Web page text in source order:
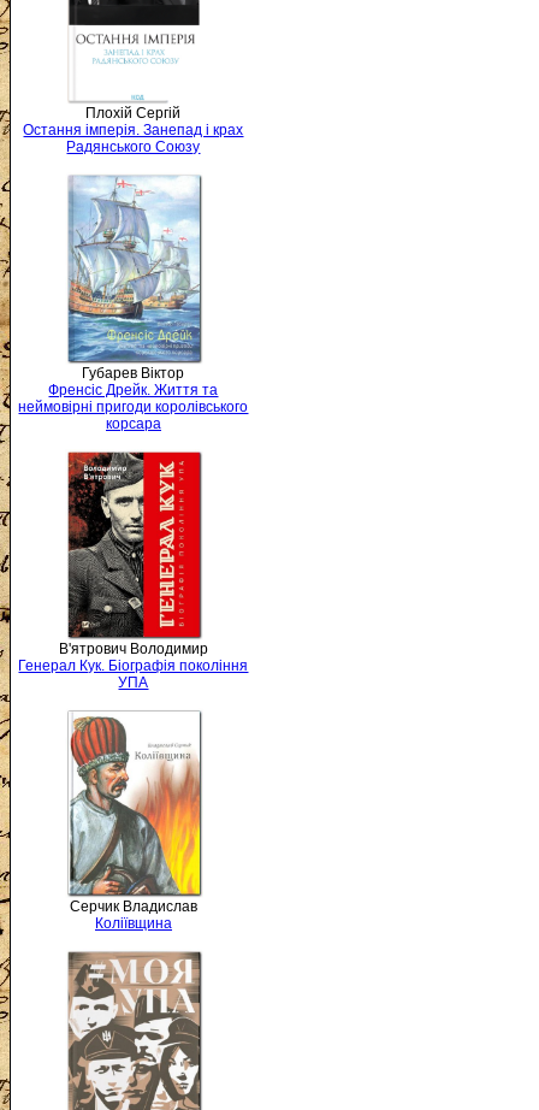
Плохій Сергій
Остання імперія. Занепад і крах
Радянського Союзу
Губарев Віктор
Френсіс Дрейк. Життя та
неймовірні пригоди королівського
корсара
В'ятрович Володимир
Генерал Кук. Біографія покоління
УПА
Серчик Владислав
Коліївщина